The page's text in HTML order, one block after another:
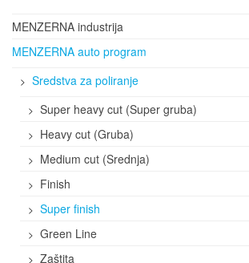
MENZERNA industrija
MENZERNA auto program
Sredstva za poliranje
Super heavy cut (Super gruba)
Heavy cut (Gruba)
Medium cut (Srednja)
Finish
Super finish
Green Line
Zaštita